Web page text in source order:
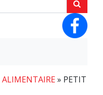
ALIMENTAIRE» PETIT